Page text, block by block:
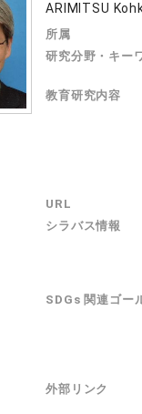
ARIMITSU
所属
研究分野・キー
教育研究内容
URL
シラバス情報
SDGs 関連ゴー
外部リンク